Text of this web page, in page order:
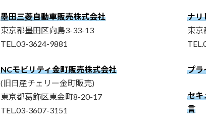
墨田三菱自動車販売株式会社
東京都墨田区向島3-33-13
TEL.03-3624-9881
NCモビリティ金町販売株式会社
(旧日産チェリー金町販売)
東京都葛飾区東金町8-20-17
TEL.03-3607-3151
ナリ
東京
プラ
セキ
言